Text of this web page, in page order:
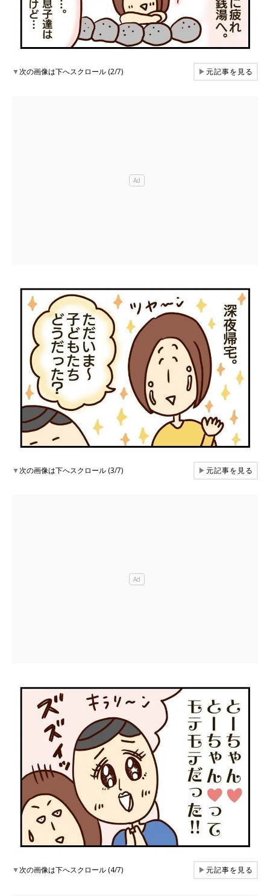
▼次の画像は下へスクロール (2/7) ▶元記事を見る
▼次の画像は下へスクロール (3/7) ▶元記事を見る
▼次の画像は下へスクロール (4/7) ▶元記事を見る